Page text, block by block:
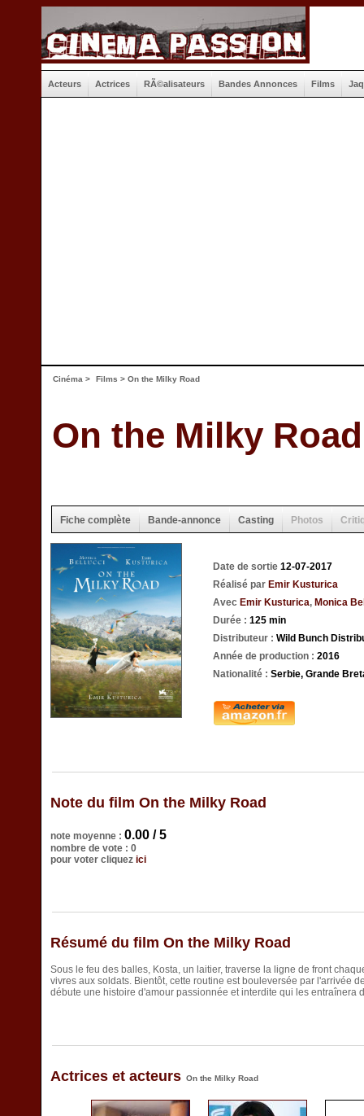
Acteurs Actrices RÃ©alisateurs Bandes Annonces Films
Cinéma > Films > On the Milky Road
On the Milky Road
Fiche complète Bande-annonce Casting Photos
Date de sortie 12-07-2017
Réalisé par Emir Kusturica
Avec Emir Kusturica, Monica
Durée : 125 min
Distributeur : Wild Bunch
Année de production : 2016
Nationalité : Serbie, Grande
Note du film On the Milky Road
note moyenne : 0.00 / 5
nombre de vote : 0
pour voter cliquez ici
Résumé du film On the Milky Road
Sous le feu des balles, Kosta, un laitier, traverse la ligne de front
vivres aux soldats. Bientôt, cette routine est bouleversée par l'arrivée
débute une histoire d'amour passionnée et interdite qui les entraînera
Actrices et acteurs On the Milky Road